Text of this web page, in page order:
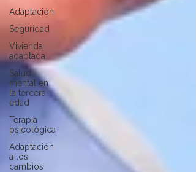
Adaptación
Seguridad
Vivienda
adaptada
Salud
mental en
la tercera
edad
Terapia
psicológica
Adaptación
a los
cambios